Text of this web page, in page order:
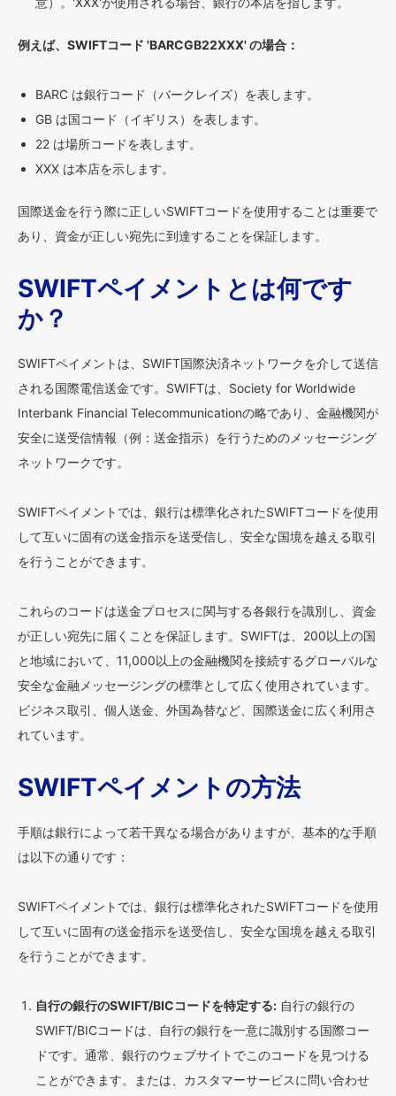
例えば、SWIFTコード 'BARCGB22XXX' の場合：
BARC は銀行コード（バークレイズ）を表します。
GB は国コード（イギリス）を表します。
22 は場所コードを表します。
XXX は本店を示します。
国際送金を行う際に正しいSWIFTコードを使用することは重要で
あり、資金が正しい宛先に到達することを保証します。
SWIFTペイメントとは何です
か？
SWIFTペイメントは、SWIFT国際決済ネットワークを介して送信
される国際電信送金です。SWIFTは、Society for Worldwide
Interbank Financial Telecommunicationの略であり、金融機関が
安全に送受信情報（例：送金指示）を行うためのメッセージング
ネットワークです。
SWIFTペイメントでは、銀行は標準化されたSWIFTコードを使用
して互いに固有の送金指示を送受信し、安全な国境を越える取引
を行うことができます。
これらのコードは送金プロセスに関与する各銀行を識別し、資金
が正しい宛先に届くことを保証します。SWIFTは、200以上の国
と地域において、11,000以上の金融機関を接続するグローバルな
安全な金融メッセージングの標準として広く使用されています。
ビジネス取引、個人送金、外国為替など、国際送金に広く利用さ
れています。
SWIFTペイメントの方法
手順は銀行によって若干異なる場合がありますが、基本的な手順
は以下の通りです：
SWIFTペイメントでは、銀行は標準化されたSWIFTコードを使用
して互いに固有の送金指示を送受信し、安全な国境を越える取引
を行うことができます。
自行の銀行のSWIFT/BICコードを特定する: 自行の銀行の
SWIFT/BICコードは、自行の銀行を一意に識別する国際コー
ドです。通常、銀行のウェブサイトでこのコードを見つける
ことができます。または、カスタマーサービスに問い合わせ